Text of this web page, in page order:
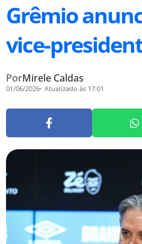
Grêmio
vice-
PorMirele Caldas
01/06/2026 Atualizado às 17:01